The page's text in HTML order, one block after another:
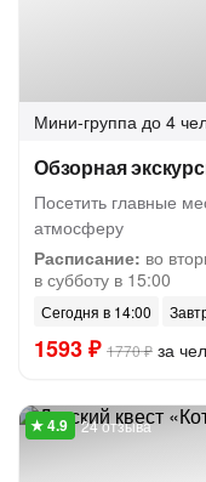
Мини-группа до 4
Обзорная
Посетить главные
атмосферу
Расписание: во
в субботу в 15:00
Сегодня в 14:00
1593 ₽ 1770 ₽ за
24 отзыва